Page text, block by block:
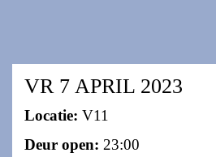
VR 7 APRIL 2023
Locatie: V11
Deur open: 23:00